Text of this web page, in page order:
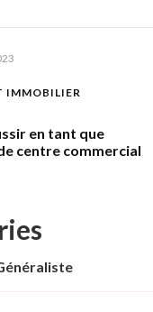
IMMOBILIER
en tant que
centre commercial